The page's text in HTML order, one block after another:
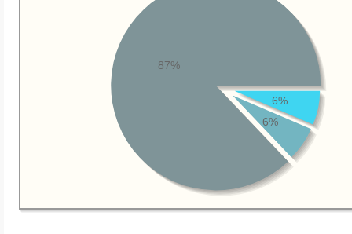
6%
6%
87%